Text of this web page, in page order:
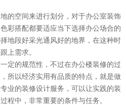
间来进行划分，对于办公室装饰
及色彩搭配都要适应当下选择办公场合的
地段好采光通风好的地界，在这种时
需求。
定的规范性，不过在办公楼装修的过
，所以经济实用有品质的特点，就是做
业的装修设计服务，可以让实践的装
程中，非常重要的条件与任务。